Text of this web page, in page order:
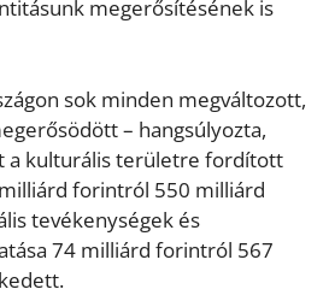
megerősítésének is
sok minden megváltozott,
– hangsúlyozta,
a kulturális területre fordított
forintról 550 milliárd
tevékenységek és
74 milliárd forintról 567